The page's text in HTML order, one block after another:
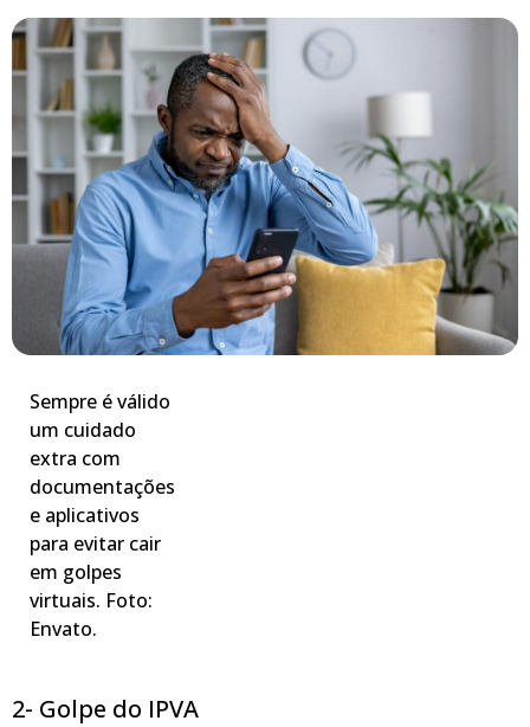
Sempre é válido
um cuidado
extra com
documentações
e aplicativos
para evitar cair
em golpes
virtuais. Foto:
Envato.
2- Golpe do IPVA